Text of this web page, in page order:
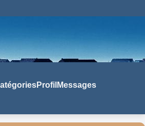
Profil Messages